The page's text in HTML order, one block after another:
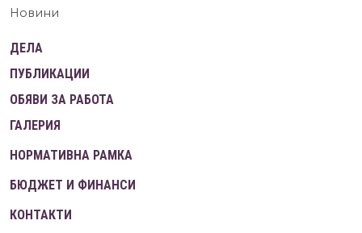
Новини
ДЕЛА
ПУБЛИКАЦИИ
ОБЯВИ ЗА РАБОТА
ГАЛЕРИЯ
НОРМАТИВНА РАМКА
БЮДЖЕТ И ФИНАНСИ
КОНТАКТИ